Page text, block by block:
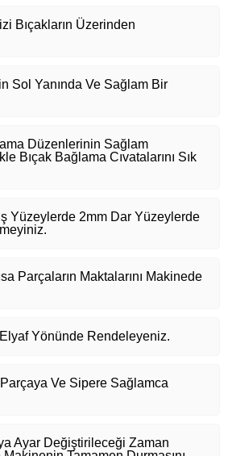
Bıçakların Üzerinden
Sol Yanında Ve Sağlam Bir
Düzenlerinin Sağlam
Bıçak Bağlama Cıvatalarını Sık
Yüzeylerde 2mm Dar Yüzeylerde
Parçaların Maktalarını Makinede
Elyaf Yönünde Rendeleyeniz.
Parçaya Ve Sipere Sağlamca
Ayar Değiştirileceği Zaman